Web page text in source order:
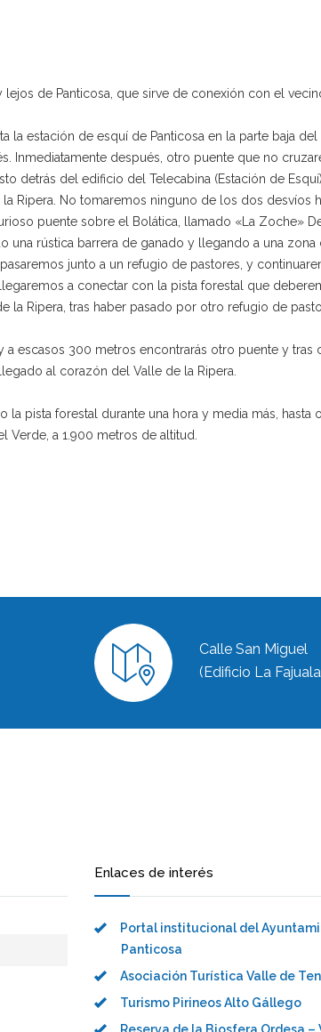
lejos de Panticosa, que sirve de conexión con el
la estación de esquí de Panticosa en la parte baja
Inmediatamente después, otro puente que no
detrás del edificio del Telecabina (Estación de
Ripera. No tomaremos ninguno de los dos desvíos
puente sobre el Bolática, llamado «La Zoche»
una rústica barrera de ganado y llegando a una
junto a un refugio de pastores, y
a conectar con la pista forestal que
la Ripera, tras haber pasado por otro refugio de
escasos 300 metros encontrarás otro puente y tras
al corazón del Valle de la Ripera.
la pista forestal durante una hora y media más,
Verde, a 1.900 metros de altitud.
Calle San Miguel
(Edificio La
Enlaces de interés
Portal institucional del
Panticosa
Asociación Turística Valle de
Turismo Pirineos Alto Gállego